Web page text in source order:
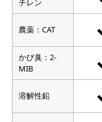
チレン
農薬：CAT
かび臭：2-
MIB
溶解性鉛